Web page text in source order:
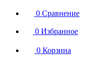
0 Сравнение
0 Избранное
0 Корзина